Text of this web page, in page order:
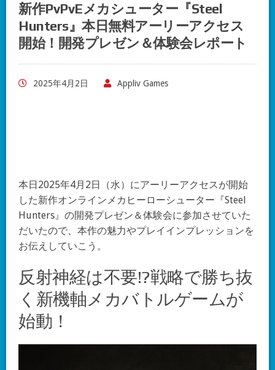
新作PvPvEメカシューター『Steel
Hunters』本日無料アーリーアクセス
開始！開発プレゼン＆体験会レポート
2025年4月2日 Appliv Games
本日2025年4月2日（水）にアーリーアクセスが開始
した新作オンラインメカヒーローシューター『Steel
Hunters』の開発プレゼン＆体験会に参加させていた
だいたので、本作の魅力やプレイインプレッションを
お伝えしていこう。
反射神経は不要!?戦略で勝ち抜
く新機軸メカバトルゲームが
始動！